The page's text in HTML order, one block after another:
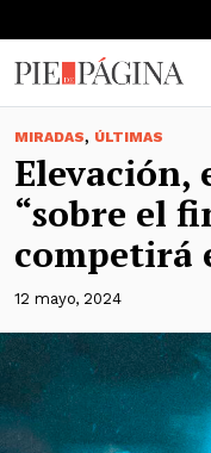
MIRADAS, ÚLTIMAS
Elevación,
“sobre el
competirá
12 mayo, 2024